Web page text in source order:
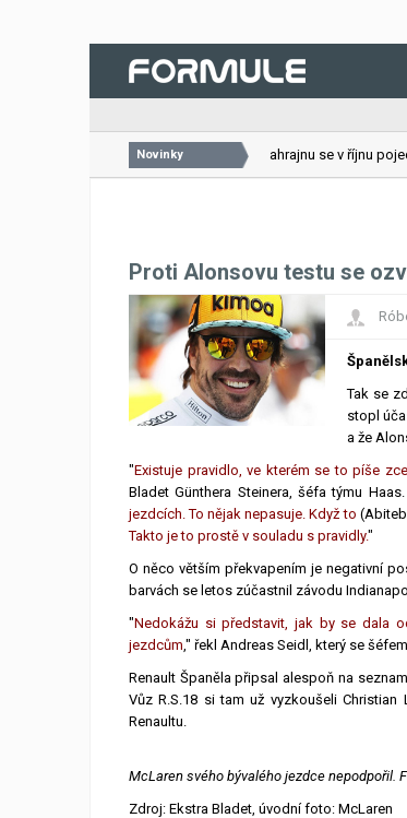
Novinky
26.07.2026 VC Bahrajnu se v říjnu
Proti Alonsovu testu se
Tak se
stopl
a že
"Existuje pravidlo, ve kterém se to píše
Bladet Günthera Steinera, šéfa týmu
jezdcích. To nějak nepasuje. Když to
Takto je to prostě v souladu s pravidly."
O něco větším překvapením je negativní
barvách se letos zúčastnil závodu
"Nedokážu si představit, jak by se dala
jezdcům," řekl Andreas Seidl, který se
Renault Španěla připsal alespoň na
Vůz R.S.18 si tam už vyzkoušeli
Renaultu.
McLaren svého bývalého jezdce nepodpořil.
Zdroj: Ekstra Bladet, úvodní foto: McLaren